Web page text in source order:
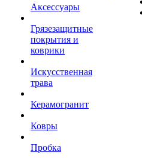
Аксессуары
Грязезащитные
покрытия и
коврики
Искусственная
трава
Керамогранит
Ковры
Пробка